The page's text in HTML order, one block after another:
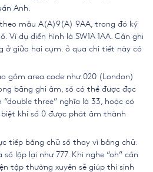
Anh.
mẫu A(A)9(A) 9AA, trong đó ký
Ví dụ điển hình là SW1A 1AA. Cần ghi
ở giữa hai cụm. ỏ qua chi tiết này có
gồm area code như 020 (London)
băng ghi âm, số có thể được đọc
three” nghĩa là 33, hoặc có
khi số 0 được phát âm thành
tiếp bằng chữ số thay vì bằng chữ.
lặp lại như 777. Khi nghe “oh” cần
tập thường xuyên sẽ giúp thí sinh